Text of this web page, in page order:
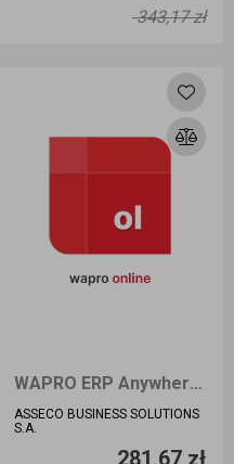
343,17 zł
WAPRO ERP Anywhere online
ASSECO BUSINESS SOLUTIONS
S.A.
281,67 zł
Ilość sztuk